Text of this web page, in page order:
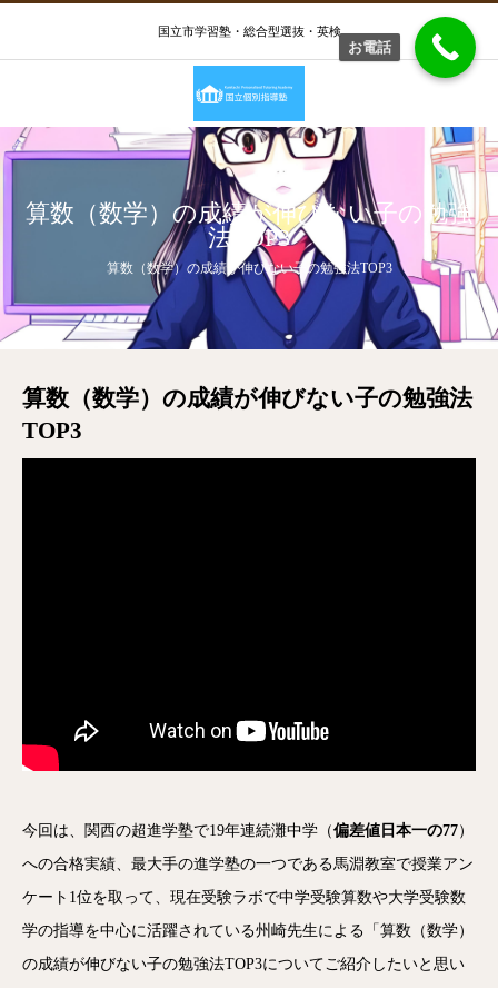
国立市学習塾・総合型選抜・英検
算数（数学）の成績が伸びない子の勉強
法TOP3
算数（数学）の成績が伸びない子の勉強法TOP3
算数（数学）の成績が伸びない子の勉強法
TOP3
今回は、関西の超進学塾で19年連続灘中学（偏差値日本一の77）
への合格実績、最大手の進学塾の一つである馬淵教室で授業アン
ケート1位を取って、現在受験ラボで中学受験算数や大学受験数
学の指導を中心に活躍されている州崎先生による「算数（数学）
の成績が伸びない子の勉強法TOP3についてご紹介したいと思い
お電話